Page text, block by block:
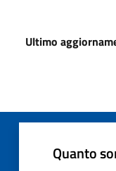
Ultimo
Quanto